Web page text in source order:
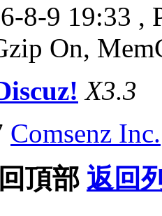
8-9 19:33 ,
On,
X3.3
Comsenz Inc.
頂部 返回